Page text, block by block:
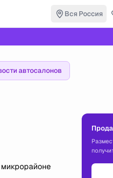
Вся Россия
автосалонов